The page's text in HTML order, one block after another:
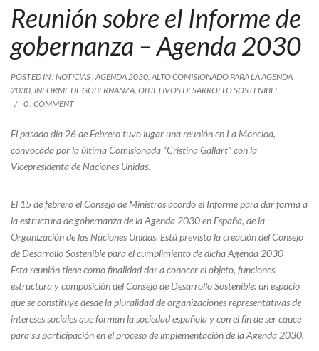
Reunión sobre el Informe de
gobernanza – Agenda 2030
POSTED IN :NOTICIAS, AGENDA 2030, ALTO COMISIONADO PARA LA AGENDA
2030, INFORME DE GOBERNANZA, OBJETIVOS DESARROLLO SOSTENIBLE
0 : COMMENT
El pasado día 26 de Febrero tuvo lugar una reunión en La Moncloa,
convocada por la última Comisionada “Cristina Gallart” con la
Vicepresidenta de Naciones Unidas.
El 15 de febrero el Consejo de Ministros acordó el Informe para dar forma a
la estructura de gobernanza de la Agenda 2030 en España, de la
Organización de las Naciones Unidas. Está previsto la creación del Consejo
de Desarrollo Sostenible para el cumplimiento de dicha Agenda 2030
Esta reunión tiene como finalidad dar a conocer el objeto, funciones,
estructura y composición del Consejo de Desarrollo Sostenible: un espacio
que se constituye desde la pluralidad de organizaciones representativas de
intereses sociales que forman la sociedad española y con el fin de ser cauce
para su participación en el proceso de implementación de la Agenda 2030.